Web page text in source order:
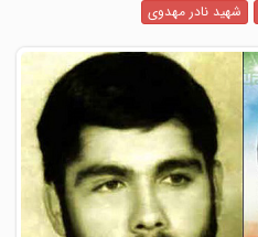
شهید نادر مهدوی